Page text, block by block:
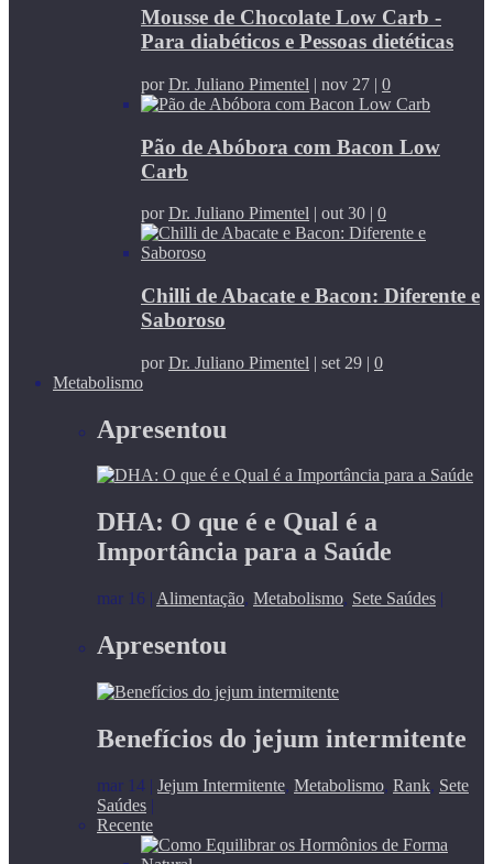
Mousse de Chocolate Low Carb -
Para diabéticos e Pessoas dietéticas
porDr. Juliano Pimentel | nov 27 | 0
Pão de Abóbora com Bacon Low
Carb
porDr. Juliano Pimentel | out 30 | 0
Chilli de Abacate e Bacon: Diferente e
Saboroso
porDr. Juliano Pimentel | set 29 | 0
Metabolismo
Apresentou
DHA: O que é e Qual é a
Importância para a Saúde
mar 16 | Alimentação, Metabolismo, Sete Saúdes |
Apresentou
Benefícios do jejum intermitente
mar 14 | Jejum Intermitente, Metabolismo, Rank, Sete
Saúdes |
Recente